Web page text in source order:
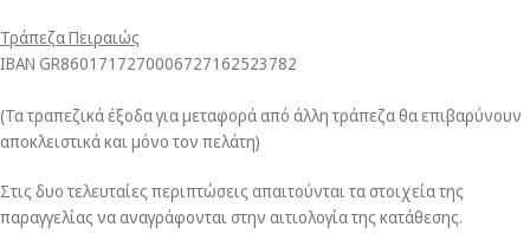
Τράπεζα Πειραιώς
ΙΒΑΝ GR8601717270006727162523782
(Τα τραπεζικά έξοδα για μεταφορά από άλλη τράπεζα θα επιβαρύνουν
αποκλειστικά και μόνο τον πελάτη)
Στις δυο τελευταίες περιπτώσεις απαιτούνται τα στοιχεία της
παραγγελίας να αναγράφονται στην αιτιολογία της κατάθεσης.